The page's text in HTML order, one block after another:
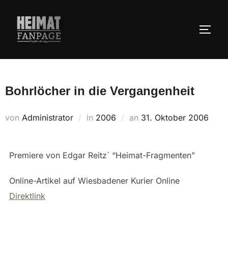
Inhalt
springen
Bohrlöcher in die Vergangenheit
von Administrator in 2006 an Veröffentlicht
31. Oktober 2006
Premiere von Edgar Reitz´ “Heimat-Fragmenten”
Online-Artikel auf Wiesbadener Kurier Online
Direktlink